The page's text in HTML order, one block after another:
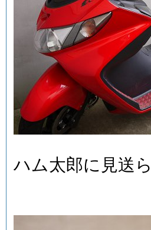
ハム太郎に見送